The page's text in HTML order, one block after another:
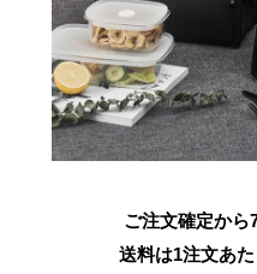
ご注文確定から
送料は1注文あた